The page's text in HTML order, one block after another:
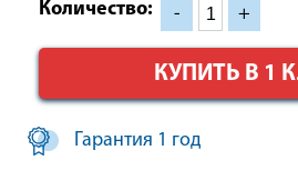
Количество: - +
КУПИТЬ В 1
Гарантия 1 год